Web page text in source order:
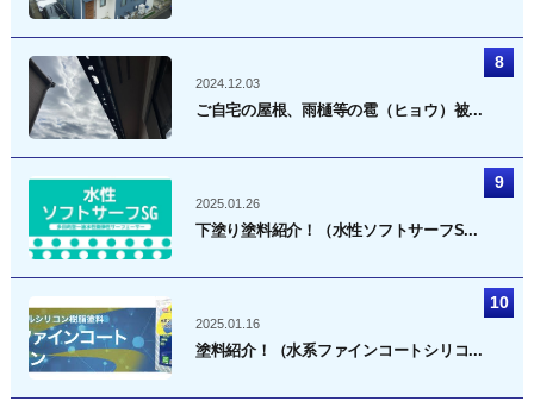
2024.12.03
ご自宅の屋根、雨樋等の雹（ヒョウ）被...
2025.01.26
下塗り塗料紹介！（水性ソフトサーフS...
2025.01.16
塗料紹介！（水系ファインコートシリコ...